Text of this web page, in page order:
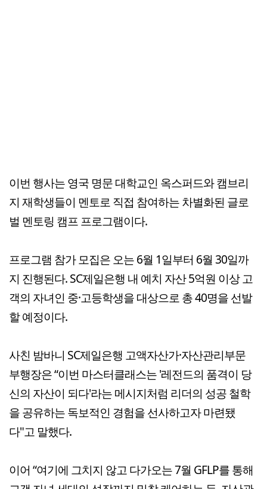
이번 행사는 영국 명문 대학교인 옥스퍼드와 캠브리
지 재학생들이 멘토로 직접 참여하는 차별화된 글로
벌 멘토링 캠프 프로그램이다.
프로그램 참가 모집은 오는 6월 1일부터 6월 30일까
지 진행된다. SC제일은행 내 예치 자산 5억원 이상 고
객의 자녀인 중·고등학생을 대상으로 총 40명을 선발
할 예정이다.
사친 밤바니 SC제일은행 고액자산가·자산관리부문
부행장은 “이번 마스터클래스는 '레전드의 품격이 당
신의 자산이 되다'라는 메시지처럼 리더의 성공 철학
을 공유하는 독보적인 경험을 선사하고자 마련됐
다"고 말했다.
이어 “여기에 그치지 않고 다가오는 7월 GFLP를 통해